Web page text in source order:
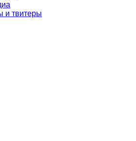
и твитеры